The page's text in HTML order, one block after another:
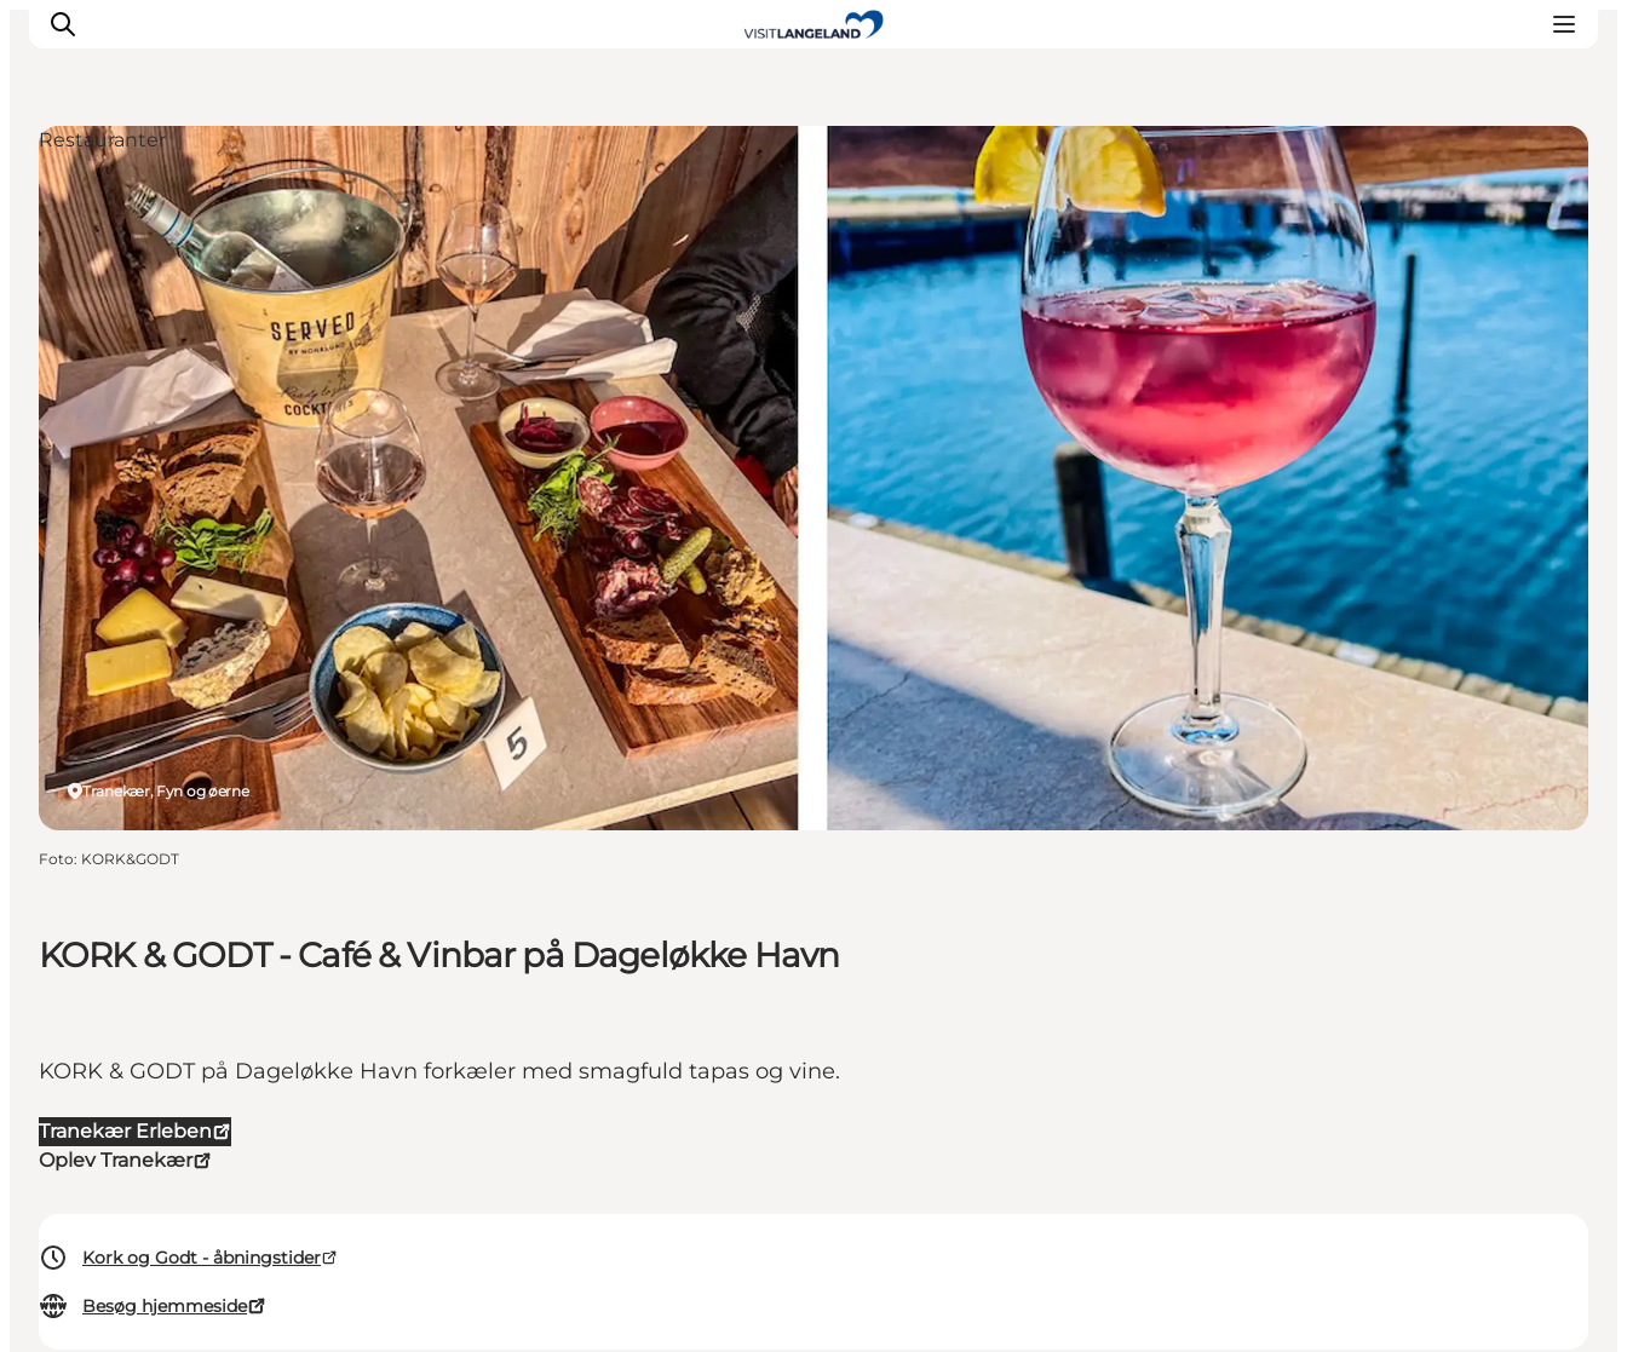
Oplevelser
Byer og øer
Outdoor
Overnatning
Planlæg ferie
KORK & GODT - Café & Vinbar på Dageløkke Havn
KORK & GODT på Dageløkke Havn forkæler med smagfuld tapas og vine.
Tranekær Erleben
Oplev Tranekær
Kork og Godt - åbningstider
Besøg hjemmeside
Tranekær, Fyn og øerne
Restauranter
Foto: KORK&GODT